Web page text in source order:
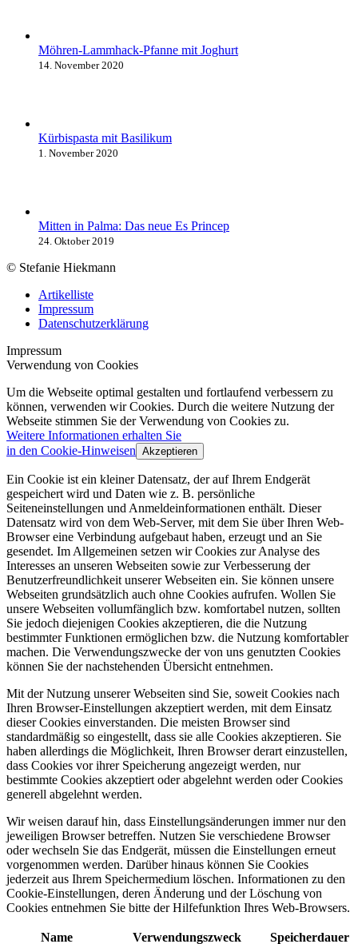
Möhren-Lammhack-Pfanne mit Joghurt
14. November 2020
Kürbispasta mit Basilikum
1. November 2020
Mitten in Palma: Das neue Es Princep
24. Oktober 2019
© Stefanie Hiekmann
Artikelliste
Impressum
Datenschutzerklärung
Impressum
Verwendung von Cookies
Um die Webseite optimal gestalten und fortlaufend verbessern zu
können, verwenden wir Cookies. Durch die weitere Nutzung der
Webseite stimmen Sie der Verwendung von Cookies zu.
Weitere Informationen erhalten Sie
in den Cookie-Hinweisen Akzeptieren
Ein Cookie ist ein kleiner Datensatz, der auf Ihrem Endgerät
gespeichert wird und Daten wie z. B. persönliche
Seiteneinstellungen und Anmeldeinformationen enthält. Dieser
Datensatz wird von dem Web-Server, mit dem Sie über Ihren Web-
Browser eine Verbindung aufgebaut haben, erzeugt und an Sie
gesendet. Im Allgemeinen setzen wir Cookies zur Analyse des
Interesses an unseren Webseiten sowie zur Verbesserung der
Benutzerfreundlichkeit unserer Webseiten ein. Sie können unsere
Webseiten grundsätzlich auch ohne Cookies aufrufen. Wollen Sie
unsere Webseiten vollumfänglich bzw. komfortabel nutzen, sollten
Sie jedoch diejenigen Cookies akzeptieren, die die Nutzung
bestimmter Funktionen ermöglichen bzw. die Nutzung komfortabler
machen. Die Verwendungszwecke der von uns genutzten Cookies
können Sie der nachstehenden Übersicht entnehmen.
Mit der Nutzung unserer Webseiten sind Sie, soweit Cookies nach
Ihren Browser-Einstellungen akzeptiert werden, mit dem Einsatz
dieser Cookies einverstanden. Die meisten Browser sind
standardmäßig so eingestellt, dass sie alle Cookies akzeptieren. Sie
haben allerdings die Möglichkeit, Ihren Browser derart einzustellen,
dass Cookies vor ihrer Speicherung angezeigt werden, nur
bestimmte Cookies akzeptiert oder abgelehnt werden oder Cookies
generell abgelehnt werden.
Wir weisen darauf hin, dass Einstellungsänderungen immer nur den
jeweiligen Browser betreffen. Nutzen Sie verschiedene Browser
oder wechseln Sie das Endgerät, müssen die Einstellungen erneut
vorgenommen werden. Darüber hinaus können Sie Cookies
jederzeit aus Ihrem Speichermedium löschen. Informationen zu den
Cookie-Einstellungen, deren Änderung und der Löschung von
Cookies entnehmen Sie bitte der Hilfefunktion Ihres Web-Browsers.
Name Verwendungszweck Speicherdauer